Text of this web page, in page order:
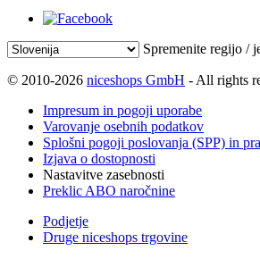
Spremenite regijo /
© 2010-2026 niceshops GmbH - All rights
Impresum in pogoji uporabe
Varovanje osebnih podatkov
Splošni pogoji poslovanja (SPP) in
Izjava o dostopnosti
Nastavitve zasebnosti
Preklic ABO naročnine
Podjetje
Druge niceshops trgovine